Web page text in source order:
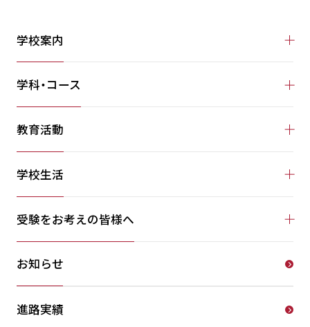
学校案内
学科・コース
教育活動
学校生活
受験をお考えの皆様へ
お知らせ
進路実績